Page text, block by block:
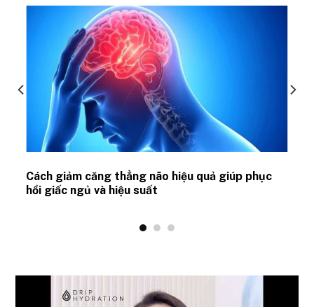
Cách giảm căng thẳng não hiệu quả giúp phục
hồi giấc ngủ và hiệu suất